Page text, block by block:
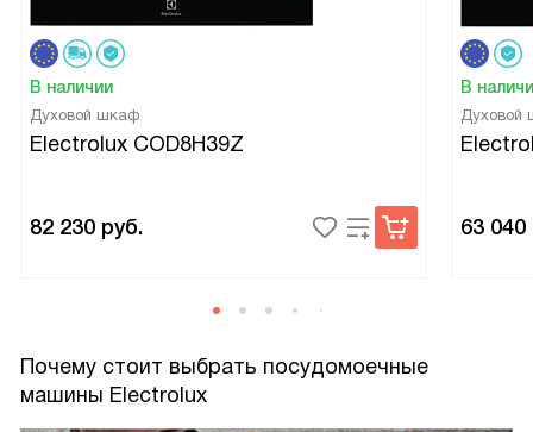
В наличии
Духовой шкаф
Electrolux COD8H39Z
82 230 руб.
В
Духовой
63 040
Почему стоит выбрать посудомоечные
машины Electrolux